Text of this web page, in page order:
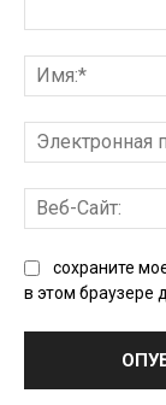
сохраните
в этом браузере